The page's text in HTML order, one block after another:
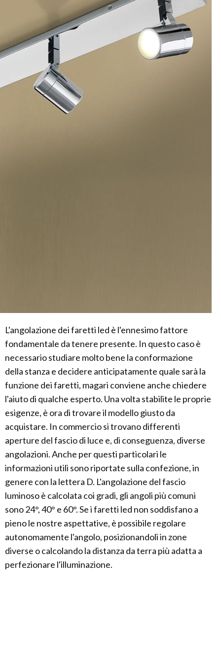
L'angolazione dei faretti led è l'ennesimo fattore
fondamentale da tenere presente. In questo caso è
necessario studiare molto bene la conformazione
della stanza e decidere anticipatamente quale sarà la
funzione dei faretti, magari conviene anche chiedere
l'aiuto di qualche esperto. Una volta stabilite le proprie
esigenze, è ora di trovare il modello giusto da
acquistare. In commercio si trovano differenti
aperture del fascio di luce e, di conseguenza, diverse
angolazioni. Anche per questi particolari le
informazioni utili sono riportate sulla confezione, in
genere con la lettera D. L'angolazione del fascio
luminoso è calcolata coi gradi, gli angoli più comuni
sono 24°, 40° e 60°. Se i faretti led non soddisfano a
pieno le nostre aspettative, è possibile regolare
autonomamente l'angolo, posizionandoli in zone
diverse o calcolando la distanza da terra più adatta a
perfezionare l'illuminazione.